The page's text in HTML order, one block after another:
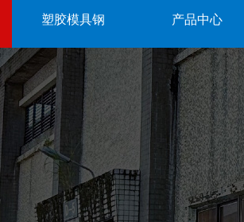
塑胶模具钢 产品中心